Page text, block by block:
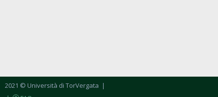
2021 © Università di TorVergata |